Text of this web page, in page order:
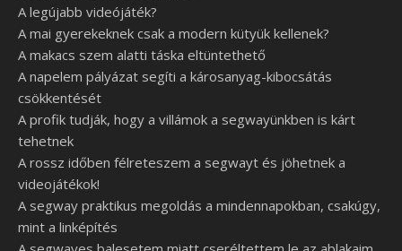
A legújabb videójáték?
A mai gyerekeknek csak a modern kütyük kellenek?
A makacs szem alatti táska eltüntethető
A napelem pályázat segíti a károsanyag-kibocsátás
csökkentését
A profik tudják, hogy a villámok a segwayünkben is kárt
tehetnek
A rossz időben félreteszem a segwayt és jöhetnek a
videojátékok!
A segway praktikus megoldás a mindennapokban, csakúgy,
mint a linképítés